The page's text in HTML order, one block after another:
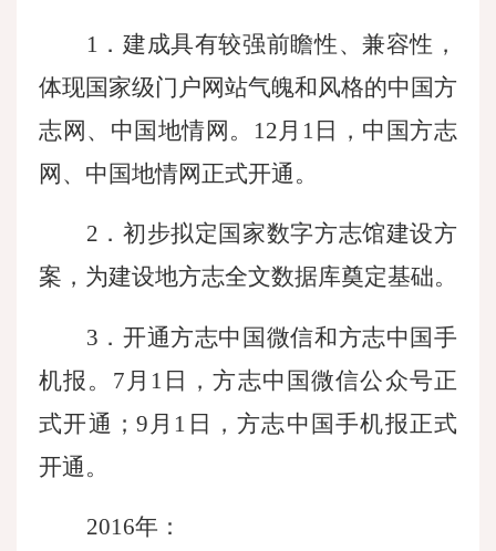
1．建成具有较强前瞻性、兼容性，
体现国家级门户网站气魄和风格的中国方
志网、中国地情网。12月1日，中国方志
网、中国地情网正式开通。
2．初步拟定国家数字方志馆建设方
案，为建设地方志全文数据库奠定基础。
3．开通方志中国微信和方志中国手
机报。7月1日，方志中国微信公众号正
式开通；9月1日，方志中国手机报正式
开通。
2016年：